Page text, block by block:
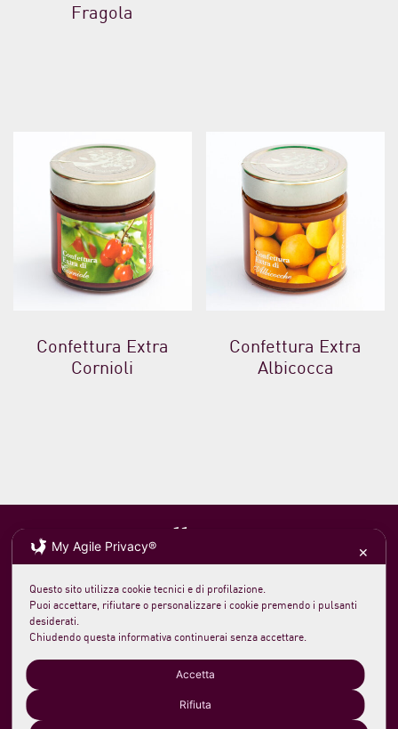
Fragola
Confettura Extra
Cornioli
Confettura Extra
Albicocca
Soc. agricola morelloausteraVAT 0231 7820 419
loc. San Rocco Meleta 1261044 Cantiano PU Italy
info@morelloaustera.it
My Agile Privacy® ✕
Questo sito utilizza cookie tecnici e di profilazione.
Puoi accettare, rifiutare o personalizzare i cookie premendo i pulsanti
desiderati.
Chiudendo questa informativa continuerai senza accettare.
Accetta
Rifiuta